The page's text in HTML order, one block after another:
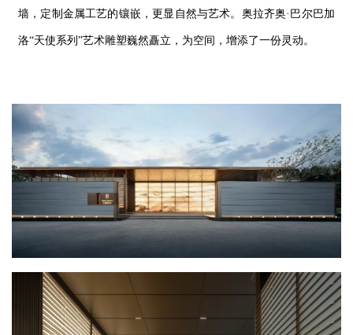
墙，定制金属工艺的镶嵌，更显自然与艺术。 奥拉齐奥·巴尔巴加
洛“天使系列”艺术雕塑巍然矗立，为空间， 增添了一份灵动。